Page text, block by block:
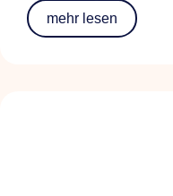
mehr lesen